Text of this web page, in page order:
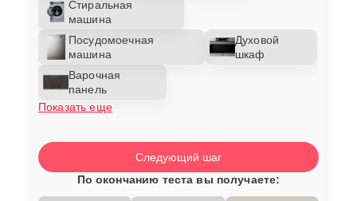
Стиральная
машина
Посудомоечная
машина
Духовой
шкаф
Варочная
панель
Показать еще
Следующий шаг
По окончанию теста вы получаете: